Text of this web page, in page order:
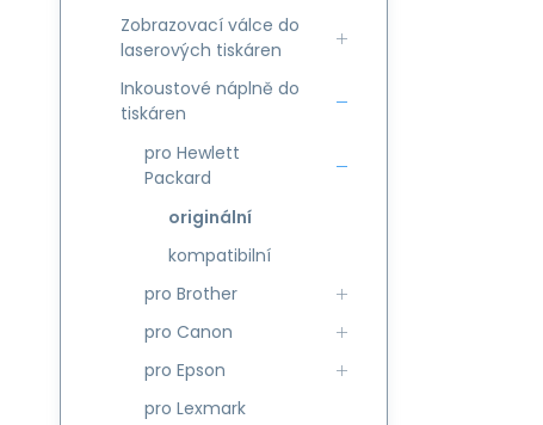
Zobrazovací válce do
laserových tiskáren
Inkoustové náplně do
tiskáren
pro Hewlett
Packard
originální
kompatibilní
pro Brother
pro Canon
pro Epson
pro Lexmark